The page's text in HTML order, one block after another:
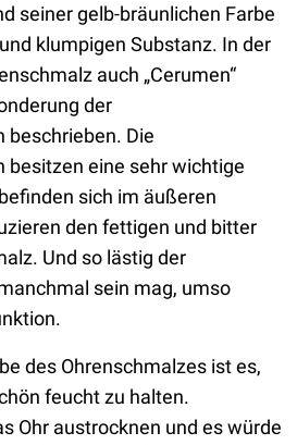
seiner gelb-bräunlichen Farbe
klumpigen Substanz. In der
auch „Cerumen“
der
beschrieben. Die
besitzen eine sehr wichtige
sich im äußeren
den fettigen und bitter
Und so lästig der
sein mag, umso
des Ohrenschmalzes ist es,
feucht zu halten.
Ohr austrocknen und es würde